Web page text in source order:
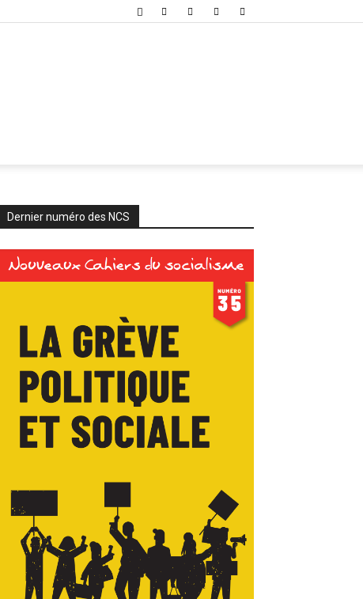
Dernier numéro des NCS